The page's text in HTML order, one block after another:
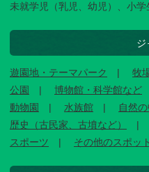
未就学児（乳児、幼児）、小
ジ
遊園地・テーマパーク 牧
公園
博物館・科学館など
動物園
水族館 自然
歴史（古民家、古墳など）
スポーツ
その他のスポット